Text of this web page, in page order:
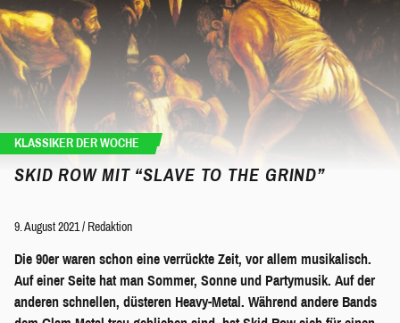
KLASSIKER DER WOCHE
SKID ROW MIT “SLAVE TO THE GRIND”
9. August 2021 / Redaktion
Die 90er waren schon eine verrückte Zeit, vor allem musikalisch.
Auf einer Seite hat man Sommer, Sonne und Partymusik. Auf der
anderen schnellen, düsteren Heavy-Metal. Während andere Bands